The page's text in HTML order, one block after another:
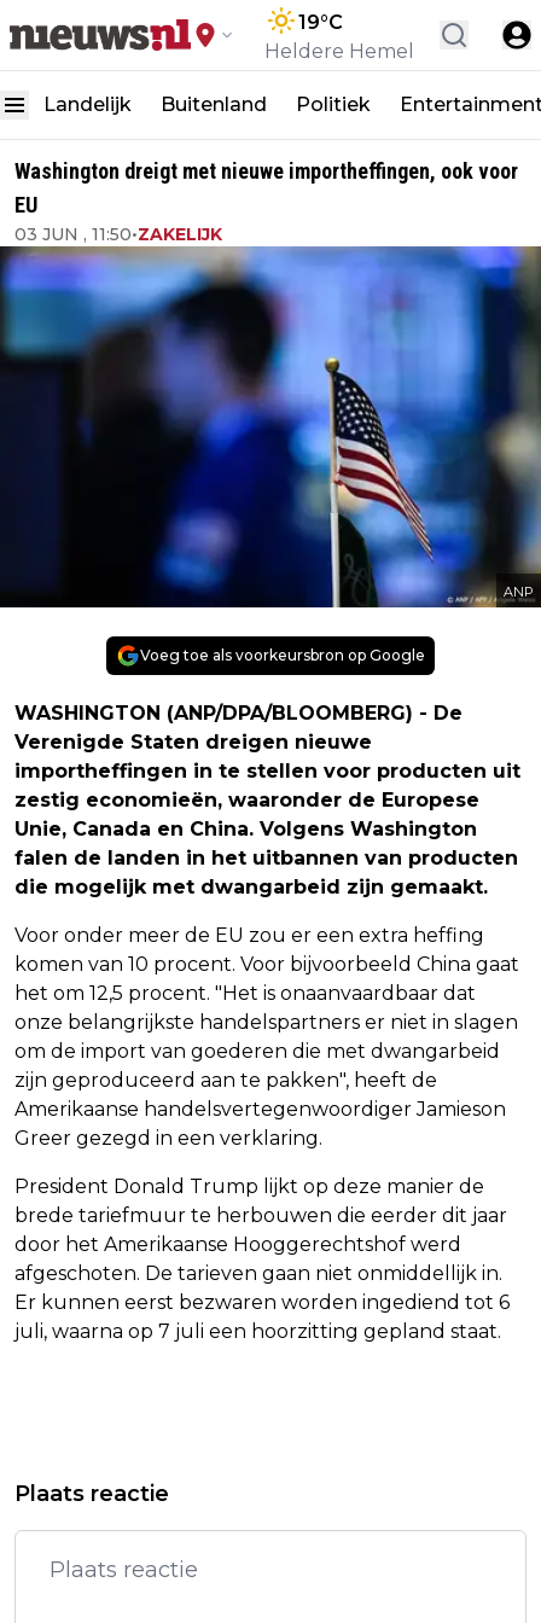
19°C
Heldere Hemel
Landelijk Buitenland Politiek
Washington dreigt met nieuwe importheffingen, ook voor
EU
03 JUN , 11:50•ZAKELIJK
ANP
Voeg toe als voorkeursbron op Google
WASHINGTON (ANP/DPA/BLOOMBERG) - De
Verenigde Staten dreigen nieuwe
importheffingen in te stellen voor producten uit
zestig economieën, waaronder de Europese
Unie, Canada en China. Volgens Washington
falen de landen in het uitbannen van producten
die mogelijk met dwangarbeid zijn gemaakt.
Voor onder meer de EU zou er een extra heffing
komen van 10 procent. Voor bijvoorbeeld China gaat
het om 12,5 procent. "Het is onaanvaardbaar dat
onze belangrijkste handelspartners er niet in slagen
om de import van goederen die met dwangarbeid
zijn geproduceerd aan te pakken", heeft de
Amerikaanse handelsvertegenwoordiger Jamieson
Greer gezegd in een verklaring.
President Donald Trump lijkt op deze manier de
brede tariefmuur te herbouwen die eerder dit jaar
door het Amerikaanse Hooggerechtshof werd
afgeschoten. De tarieven gaan niet onmiddellijk in.
Er kunnen eerst bezwaren worden ingediend tot 6
juli, waarna op 7 juli een hoorzitting gepland staat.
STOPT ALS KOSTEN TE HOOG
ZEKER ZES DODEN BIJ ISRAËLISCHE
AANVALLEN IN LIBANON
Plaats reactie